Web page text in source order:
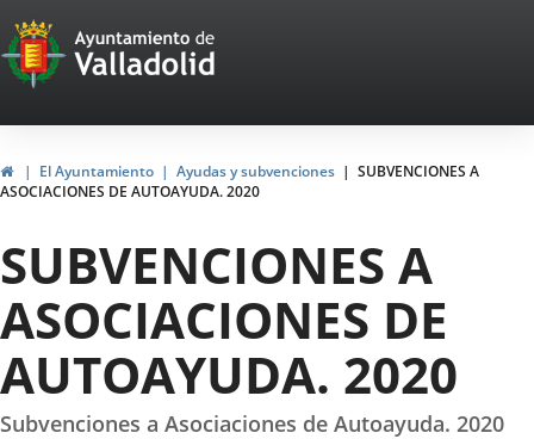
Portal
Web
del
Ayuntamiento
de
Valladolid
InicioEl Ayuntamiento Ayudas y subvenciones
SUBVENCIONES A
ASOCIACIONES DE AUTOAYUDA. 2020
SUBVENCIONES A
ASOCIACIONES DE
AUTOAYUDA. 2020
Subvenciones a Asociaciones de Autoayuda. 2020